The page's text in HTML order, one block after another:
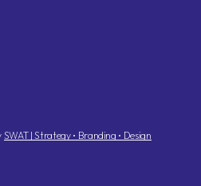
SWAT | Strategy • Branding • Design